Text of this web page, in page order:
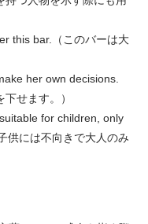
this bar.（このバーは大
her own decisions.
せます。）
for children, only
供には不向きで大人のみ